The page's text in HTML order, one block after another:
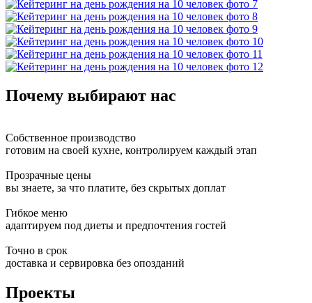
Почему выбирают нас
Собственное производство
готовим на своей кухне, контролируем каждый этап
Прозрачные цены
вы знаете, за что платите, без скрытых доплат
Гибкое меню
адаптируем под диеты и предпочтения гостей
Точно в срок
доставка и сервировка без опозданий
Проекты